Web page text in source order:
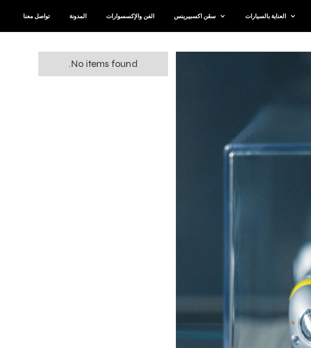
العناية بالسيارات سڤن اكسبيرينس الفن والإكسسوارات المدونة تواصل معنا
No items found.